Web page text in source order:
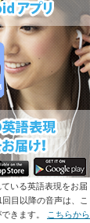
いる英語表現をお届
目以降の音声は、こ
きます。
こちらから